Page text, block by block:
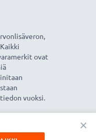
ovat
vuoksi.
×